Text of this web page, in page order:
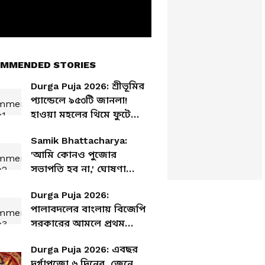
STORIES
Durga Puja 2026: শ্রীভূমির
প্যান্ডেলে ৯৫৩টি জানলা!
হাওয়া মহলের থিমে ফুটে
Samik Bhattacharya:
'আমি কোনও পুজোর
সভাপতি হব না,' ঘোষণা
Durga Puja 2026:
পালাবদলের বাংলায় বিজেপি
সরকারের আমলে প্রথম
সময়সূচি
Durga Puja 2026: এবছর